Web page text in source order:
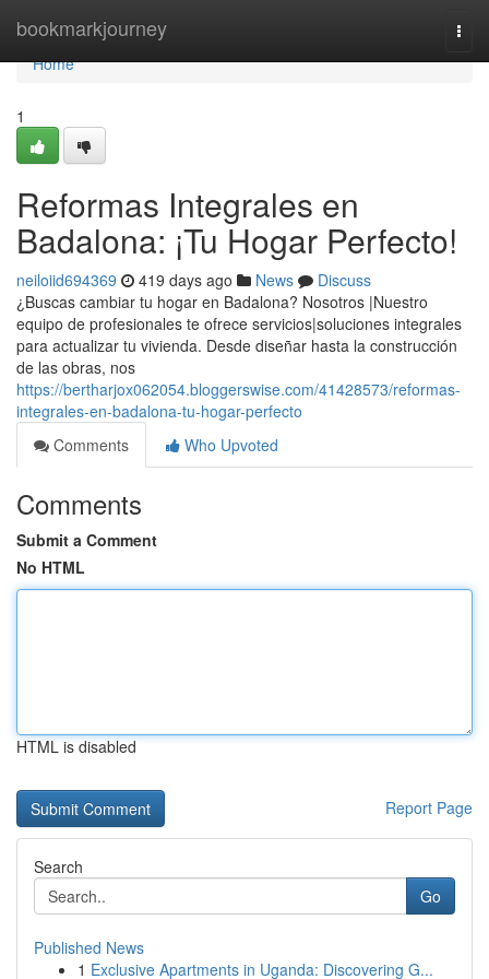
bookmarkjourney
Home
Home
1
Reformas Integrales en
Badalona: ¡Tu Hogar Perfecto!
neiloiid694369 419 days ago News
Discuss
¿Buscas cambiar tu hogar en Badalona? Nosotros |Nuestro
equipo de profesionales te ofrece servicios|soluciones integrales
para actualizar tu vivienda. Desde diseñar hasta la construcción
de las obras, nos
https://bertharjox062054.bloggerswise.com/41428573/reformas-
integrales-en-badalona-tu-hogar-perfecto
Comments
Who Upvoted
Comments
Submit a Comment
No HTML
HTML is disabled
Report Page
Search
Go
Published News
1 Exclusive Apartments in Uganda: Discovering G...